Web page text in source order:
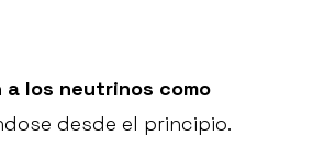
los neutrinos como
desde el principio.